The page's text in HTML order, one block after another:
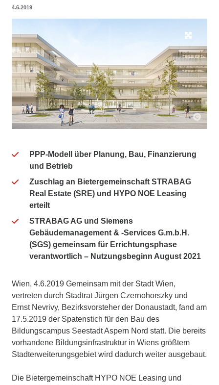
4.6.2019
PPP-Modell über Planung, Bau, Finanzierung
und Betrieb
Zuschlag an Bietergemeinschaft STRABAG
Real Estate (SRE) und HYPO NOE Leasing
erteilt
STRABAG AG und Siemens
Gebäudemanagement & -Services G.m.b.H.
(SGS) gemeinsam für Errichtungsphase
verantwortlich – Nutzungsbeginn August 2021
Wien, 4.6.2019 Gemeinsam mit der Stadt Wien,
vertreten durch Stadtrat Jürgen Czernohorszky und
Ernst Nevrivy, Bezirksvorsteher der Donaustadt, fand am
17.5.2019 der Spatenstich für den Bau des
Bildungscampus Seestadt Aspern Nord statt. Die bereits
vorhandene Bildungsinfrastruktur in Wiens größtem
Stadterweiterungsgebiet wird dadurch weiter ausgebaut.
Die Bietergemeinschaft HYPO NOE Leasing und